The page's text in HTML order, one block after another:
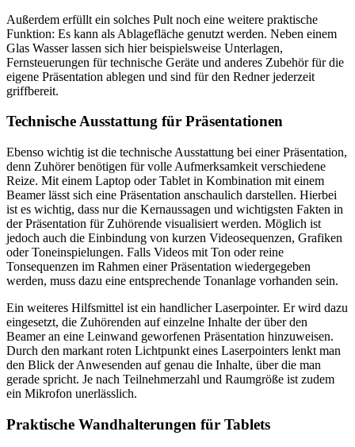
Außerdem erfüllt ein solches Pult noch eine weitere praktische
Funktion: Es kann als Ablagefläche genutzt werden. Neben einem
Glas Wasser lassen sich hier beispielsweise Unterlagen,
Fernsteuerungen für technische Geräte und anderes Zubehör für die
eigene Präsentation ablegen und sind für den Redner jederzeit
griffbereit.
Technische Ausstattung für Präsentationen
Ebenso wichtig ist die technische Ausstattung bei einer Präsentation,
denn Zuhörer benötigen für volle Aufmerksamkeit verschiedene
Reize. Mit einem Laptop oder Tablet in Kombination mit einem
Beamer lässt sich eine Präsentation anschaulich darstellen. Hierbei
ist es wichtig, dass nur die Kernaussagen und wichtigsten Fakten in
der Präsentation für Zuhörende visualisiert werden. Möglich ist
jedoch auch die Einbindung von kurzen Videosequenzen, Grafiken
oder Toneinspielungen. Falls Videos mit Ton oder reine
Tonsequenzen im Rahmen einer Präsentation wiedergegeben
werden, muss dazu eine entsprechende Tonanlage vorhanden sein.
Ein weiteres Hilfsmittel ist ein handlicher Laserpointer. Er wird dazu
eingesetzt, die Zuhörenden auf einzelne Inhalte der über den
Beamer an eine Leinwand geworfenen Präsentation hinzuweisen.
Durch den markant roten Lichtpunkt eines Laserpointers lenkt man
den Blick der Anwesenden auf genau die Inhalte, über die man
gerade spricht. Je nach Teilnehmerzahl und Raumgröße ist zudem
ein Mikrofon unerlässlich.
Praktische Wandhalterungen für Tablets